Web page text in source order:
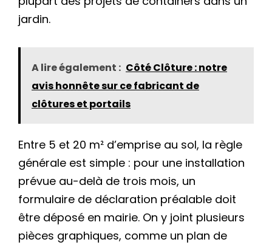
jardin.
A lire également : Côté Clôture : notre
avis honnête sur ce fabricant de
clôtures et portails
Entre 5 et 20 m² d’emprise au sol, la règle
générale est simple : pour une installation
prévue au-delà de trois mois, un
formulaire de déclaration préalable doit
être déposé en mairie. On y joint plusieurs
pièces graphiques, comme un plan de